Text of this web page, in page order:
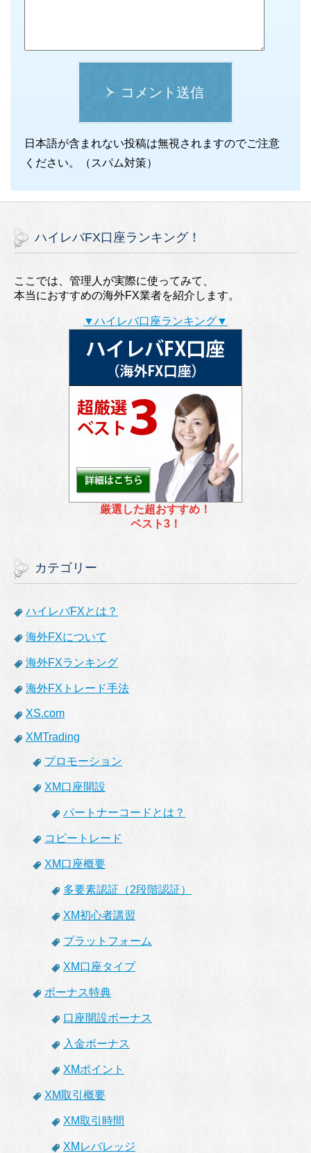
コメント送信
日本語が含まれない投稿は無視されますのでご注意
ください。（スパム対策）
ハイレバFX口座ランキング！
ここでは、管理人が実際に使ってみて、
本当におすすめの海外FX業者を紹介します。
▼ハイレバ口座ランキング▼
厳選した超おすすめ！
ベスト3！
カテゴリー
ハイレバFXとは？
海外FXについて
海外FXランキング
海外FXトレード手法
XS.com
XMTrading
プロモーション
XM口座開設
パートナーコードとは？
コピートレード
XM口座概要
多要素認証（2段階認証）
XM初心者講習
プラットフォーム
XM口座タイプ
ボーナス特典
口座開設ボーナス
入金ボーナス
XMポイント
XM取引概要
XM取引時間
XMレバレッジ